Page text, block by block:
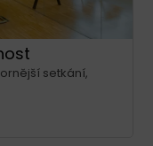
setkání,